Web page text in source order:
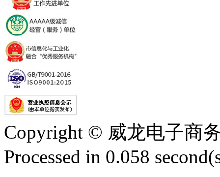
Copyright © 威龙电子商
Processed in 0.058